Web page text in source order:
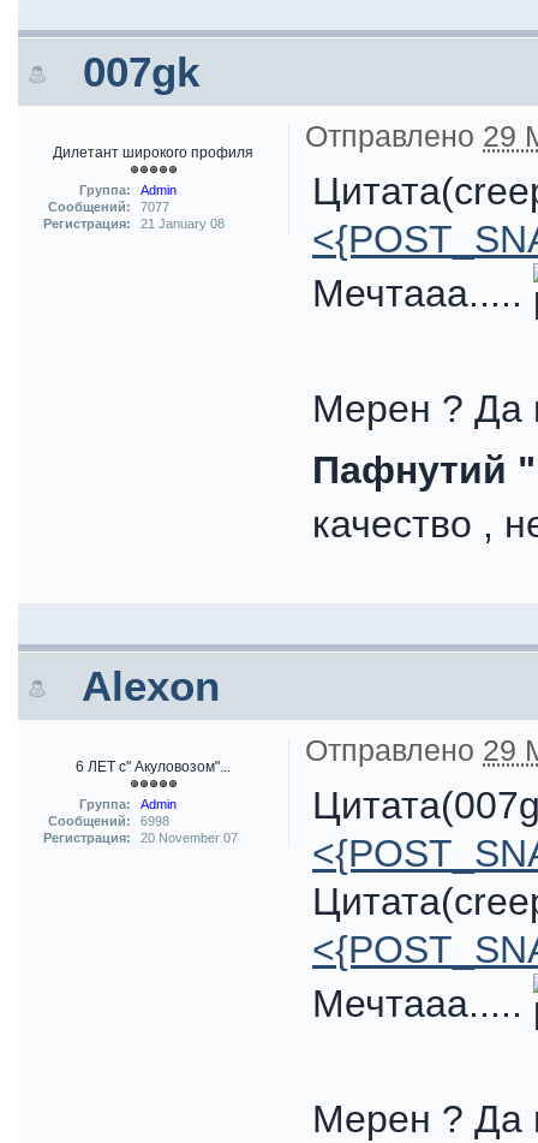
007gk
Дилетант широкого профиля
Группа:
Admin
Сообщений:
7077
Регистрация:
21 January 08
Отправлено 29
Мечтааа.....
Мерен ? Да
Пафнутий "
качество ,
Alexon
6 ЛЕТ с" Акуловозом"...
Группа:
Admin
Сообщений:
6998
Регистрация:
20 November 07
Отправлено 29
Мечтааа.....
Мерен ? Да